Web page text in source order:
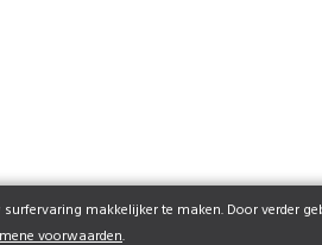
makkelijker te maken. Door verder
voorwaarden.